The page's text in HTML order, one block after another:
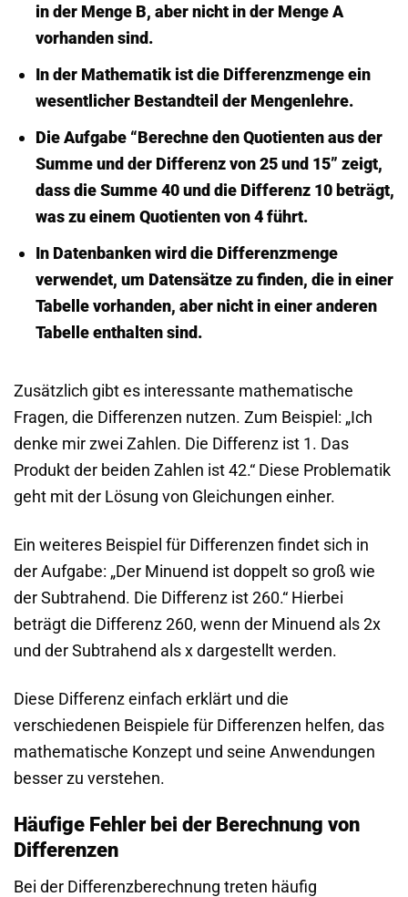
in der Menge B, aber nicht in der Menge A
vorhanden sind.
In der Mathematik ist die Differenzmenge ein
wesentlicher Bestandteil der Mengenlehre.
Die Aufgabe “Berechne den Quotienten aus der
Summe und der Differenz von 25 und 15” zeigt,
dass die Summe 40 und die Differenz 10 beträgt,
was zu einem Quotienten von 4 führt.
In Datenbanken wird die Differenzmenge
verwendet, um Datensätze zu finden, die in einer
Tabelle vorhanden, aber nicht in einer anderen
Tabelle enthalten sind.
Zusätzlich gibt es interessante mathematische
Fragen, die Differenzen nutzen. Zum Beispiel: „Ich
denke mir zwei Zahlen. Die Differenz ist 1. Das
Produkt der beiden Zahlen ist 42.“ Diese Problematik
geht mit der Lösung von Gleichungen einher.
Ein weiteres Beispiel für Differenzen findet sich in
der Aufgabe: „Der Minuend ist doppelt so groß wie
der Subtrahend. Die Differenz ist 260.“ Hierbei
beträgt die Differenz 260, wenn der Minuend als 2x
und der Subtrahend als x dargestellt werden.
Diese Differenz einfach erklärt und die
verschiedenen Beispiele für Differenzen helfen, das
mathematische Konzept und seine Anwendungen
besser zu verstehen.
Häufige Fehler bei der Berechnung von
Differenzen
Bei der Differenzberechnung treten häufig